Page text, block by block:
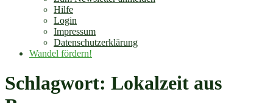
Hilfe
Login
Impressum
Datenschutzerklärung
Wandel fördern!
Schlagwort: Lokalzeit aus